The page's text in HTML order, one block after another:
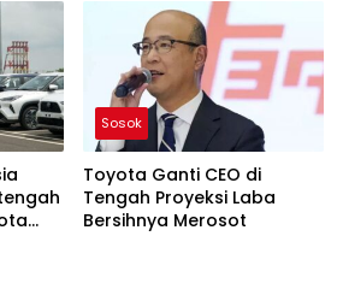
Sosok
Toyota Ganti CEO di
Tengah Proyeksi Laba
Bersihnya Merosot